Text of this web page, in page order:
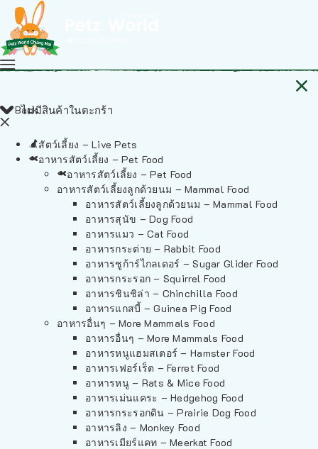
ไม่มีสินค้าในตะกร้า
Back
สัตว์เลี้ยง – Live Pets
อาหารสัตว์เลี้ยง – Pet Food
อาหารสัตว์เลี้ยง – Pet Food
อาหารสัตว์เลี้ยงลูกด้วยนม – Mammal Food
อาหารสัตว์เลี้ยงลูกด้วยนม – Mammal Food
อาหารสุนัข – Dog Food
อาหารแมว – Cat Food
อาหารกระต่าย – Rabbit Food
อาหารชูก้าร์ไกลเดอร์ – Sugar Glider Food
อาหารกระรอก – Squirrel Food
อาหารชินชิล่า – Chinchilla Food
อาหารแกสบี้ – Guinea Pig Food
อาหารอื่นๆ – More Mammals Food
อาหารอื่นๆ – More Mammals Food
อาหารหนูแฮมสเตอร์ – Hamster Food
อาหารเฟอร์เร็ต – Ferret Food
อาหารหนู – Rats & Mice Food
อาหารเม่นแคระ – Hedgehog Food
อาหารกระรอกดิน – Prairie Dog Food
อาหารลิง – Monkey Food
อาหารเมียร์แคท – Meerkat Food